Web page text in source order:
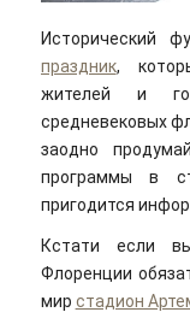
Исторический
праздник,
жителей и
средневековых
заодно
программы в
пригодится
Кстати если
Флоренции
мир стадион